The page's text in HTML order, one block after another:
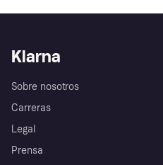
Klarna
Sobre nosotros
Carreras
Legal
Prensa